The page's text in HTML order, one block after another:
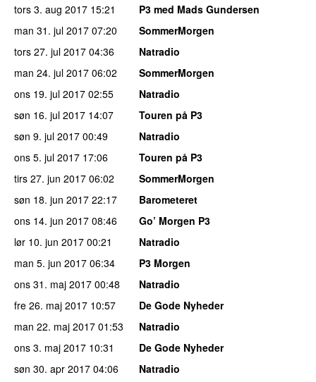
tors 3. aug 2017 15:21
P3 med Mads Gundersen
man 31. jul 2017 07:20
SommerMorgen
tors 27. jul 2017 04:36
Natradio
man 24. jul 2017 06:02
SommerMorgen
ons 19. jul 2017 02:55
Natradio
søn 16. jul 2017 14:07
Touren på P3
søn 9. jul 2017 00:49
Natradio
ons 5. jul 2017 17:06
Touren på P3
tirs 27. jun 2017 06:02
SommerMorgen
søn 18. jun 2017 22:17
Barometeret
ons 14. jun 2017 08:46
Go’ Morgen P3
lør 10. jun 2017 00:21
Natradio
man 5. jun 2017 06:34
P3 Morgen
ons 31. maj 2017 00:48
Natradio
fre 26. maj 2017 10:57
De Gode Nyheder
man 22. maj 2017 01:53
Natradio
ons 3. maj 2017 10:31
De Gode Nyheder
søn 30. apr 2017 04:06
Natradio